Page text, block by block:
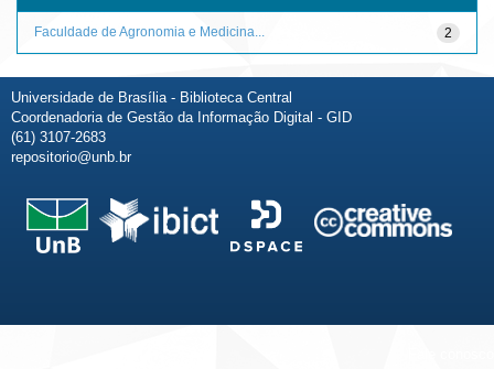
2
Faculdade de Agronomia e Medicina...
Universidade de Brasília - Biblioteca Central
Coordenadoria de Gestão da Informação Digital - GID
(61) 3107-2683
repositorio@unb.br